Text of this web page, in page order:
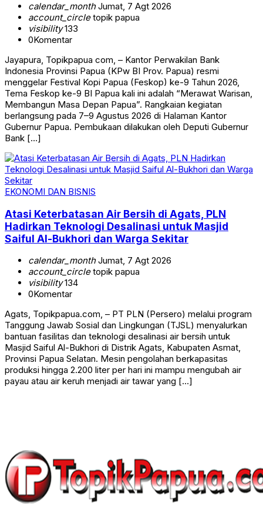
calendar_monthJumat, 7 Agt 2026
account_circletopik papua
visibility133
0Komentar
Jayapura, Topikpapua com, – Kantor Perwakilan Bank
Indonesia Provinsi Papua (KPw BI Prov. Papua) resmi
menggelar Festival Kopi Papua (Feskop) ke-9 Tahun 2026,
Tema Feskop ke-9 BI Papua kali ini adalah “Merawat Warisan,
Membangun Masa Depan Papua”. Rangkaian kegiatan
berlangsung pada 7–9 Agustus 2026 di Halaman Kantor
Gubernur Papua. Pembukaan dilakukan oleh Deputi Gubernur
Bank […]
EKONOMI DAN BISNIS
Atasi Keterbatasan Air Bersih di Agats, PLN
Hadirkan Teknologi Desalinasi untuk Masjid
Saiful Al-Bukhori dan Warga Sekitar
calendar_monthJumat, 7 Agt 2026
account_circletopik papua
visibility134
0Komentar
Agats, Topikpapua.com, – PT PLN (Persero) melalui program
Tanggung Jawab Sosial dan Lingkungan (TJSL) menyalurkan
bantuan fasilitas dan teknologi desalinasi air bersih untuk
Masjid Saiful Al-Bukhori di Distrik Agats, Kabupaten Asmat,
Provinsi Papua Selatan. Mesin pengolahan berkapasitas
produksi hingga 2.200 liter per hari ini mampu mengubah air
payau atau air keruh menjadi air tawar yang […]